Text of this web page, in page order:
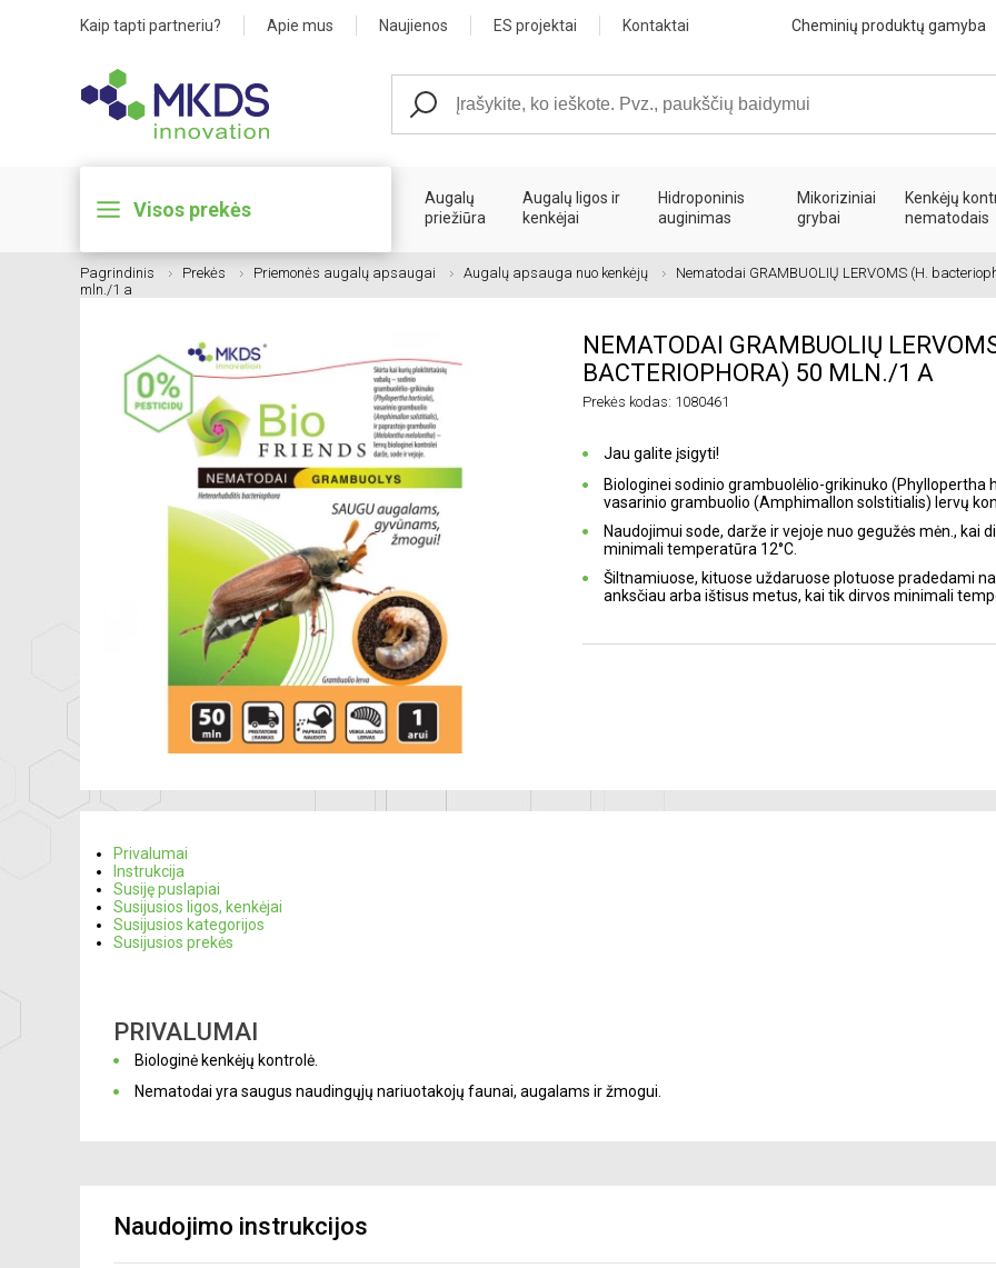
Kaip tapti partneriu? Apie mus Naujienos ES projektai Kontaktai Cheminių produktų gamyba
Visos prekės
Augalų
priežiūra
Augalų ligos ir
kenkėjai
Hidroponinis
auginimas
Mikoriziniai
grybai
Kenkėjų
nematodais
Pagrindinis Prekės Priemonės augalų apsaugai Augalų apsauga nuo kenkėjų
Nematodai GRAMBUOLIŲ LERVOMS (H.
mln./1 a
NEMATODAI GRAMBUOLIŲ
BACTERIOPHORA) 50 MLN./1 A
Prekės kodas: 1080461
Jau galite įsigyti!
Biologinei sodinio grambuolėlio-grikinuko (Phyllopertha
vasarinio grambuolio (Amphimallon solstitialis) lervų
Naudojimui sode, darže ir vejoje nuo gegužės mėn., kai
minimali temperatūra 12°C.
Šiltnamiuose, kituose uždaruose plotuose pradedami
anksčiau arba ištisus metus, kai tik dirvos minimali
Privalumai
Instrukcija
Susiję puslapiai
Susijusios ligos, kenkėjai
Susijusios kategorijos
Susijusios prekės
PRIVALUMAI
Biologinė kenkėjų kontrolė.
Nematodai yra saugus naudingųjų nariuotakojų faunai, augalams ir žmogui.
Naudojimo instrukcijos